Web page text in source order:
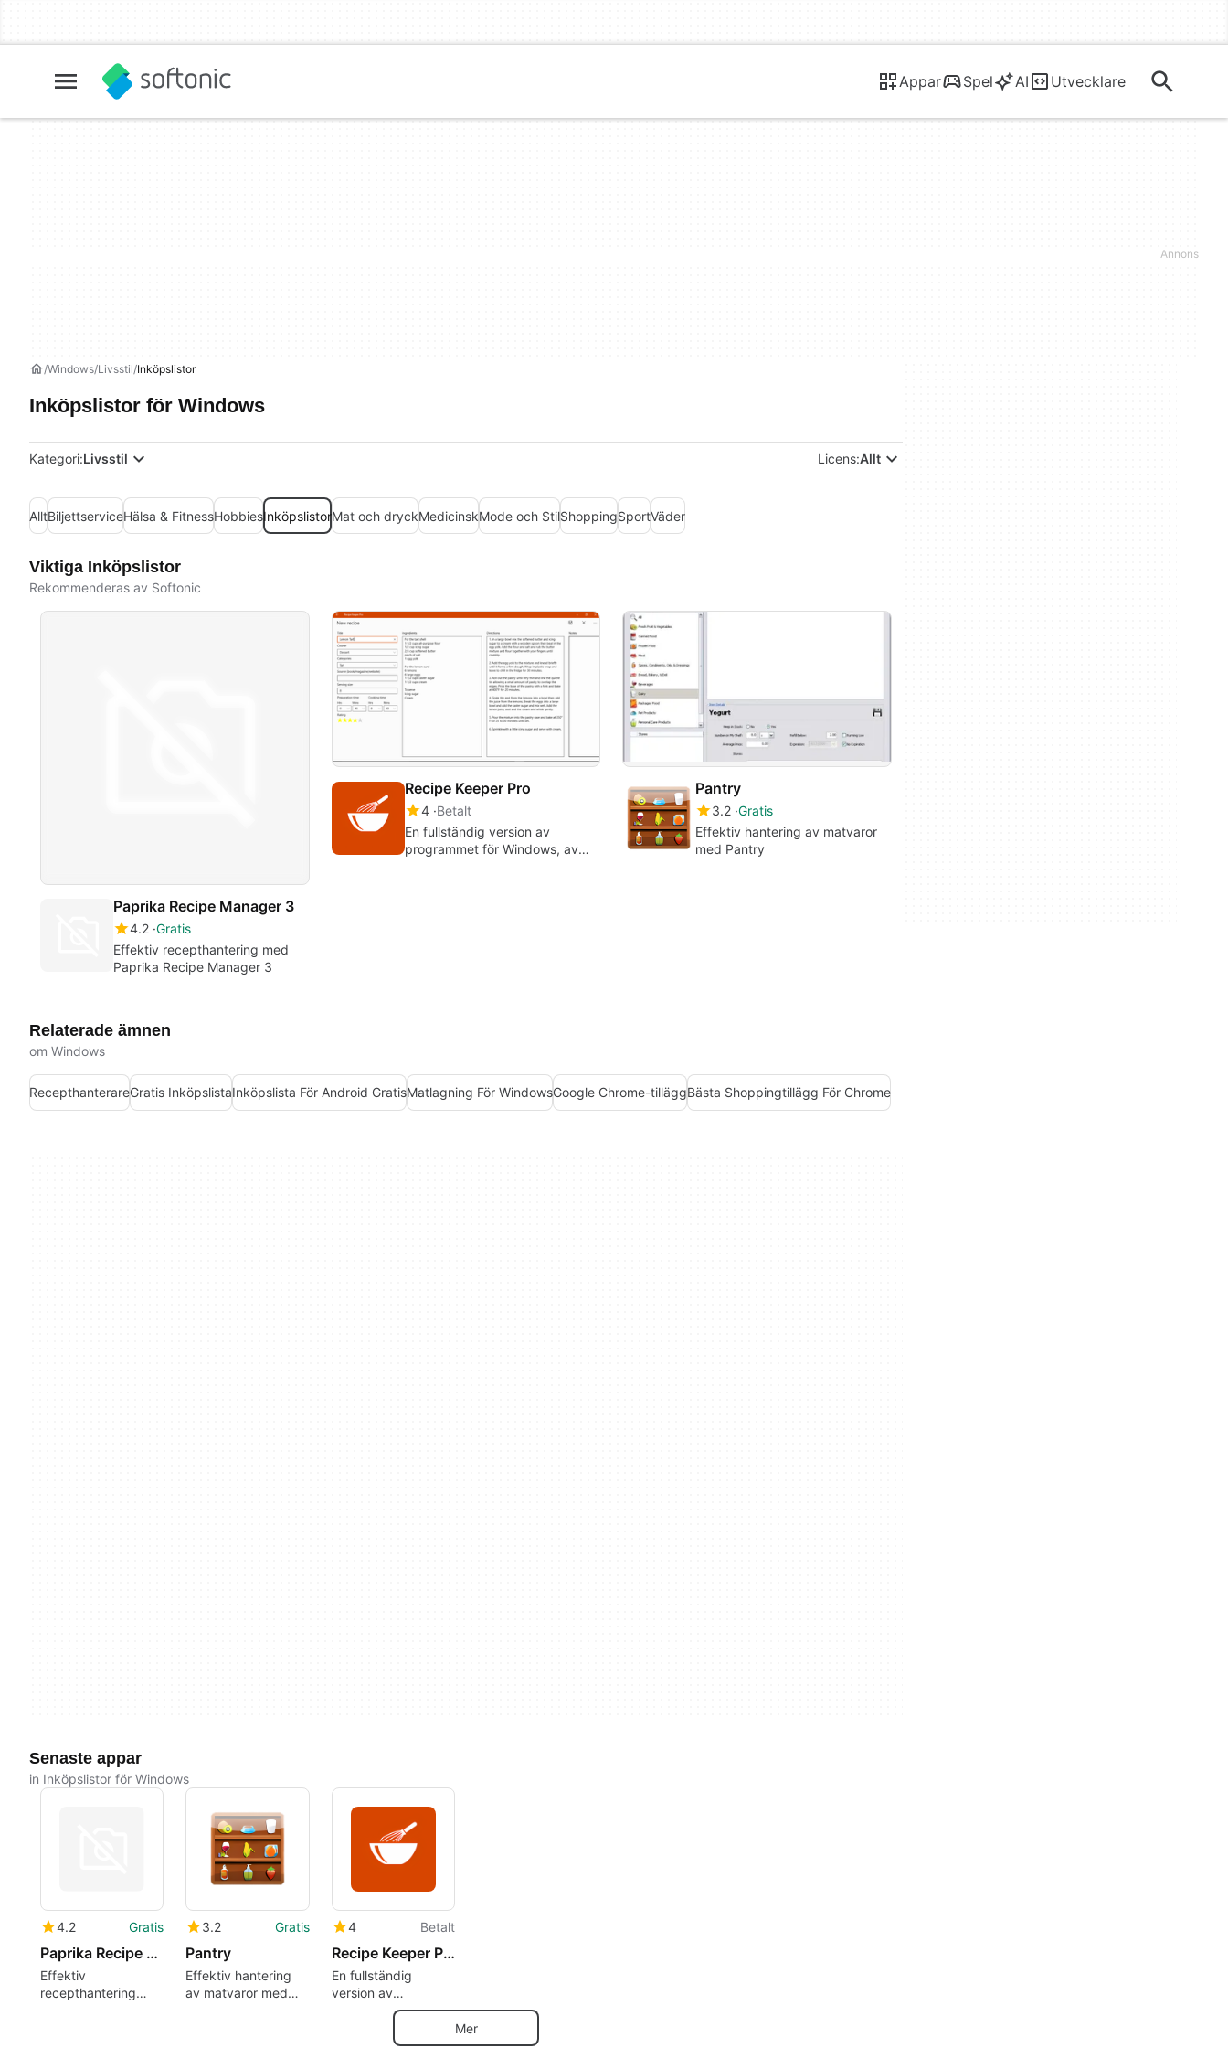
Appar Spel AI Utvecklare
Windows Livsstil Inköpslistor
Inköpslistor för Windows
Kategori:Livsstil Licens:Allt
AlltBiljettserviceHälsa & FitnessHobbiesInköpslistorMat och dryckMedicinskMode och StilShoppingSportVäder
Viktiga Inköpslistor
Rekommenderas av Softonic
Paprika Recipe Manager 3
4.2 Gratis
Effektiv recepthantering med
Paprika Recipe Manager 3
Recipe Keeper Pro
4 Betalt
En fullständig version av
programmet för Windows, av
Pantry
3.2 Gratis
Effektiv hantering av matvaror
med Pantry
Relaterade ämnen
om Windows
RecepthanterareGratis InköpslistaInköpslista För Android GratisMatlagning För WindowsGoogle Chrome-tilläggBästa Shoppingtillägg För Chrome
Senaste appar
in Inköpslistor för Windows
4.2 Gratis
Paprika Recipe Manager 3
Effektiv
recepthantering
3.2 Gratis
Pantry
Effektiv hantering
av matvaror med
4 Betalt
Recipe Keeper Pro
En fullständig
version av
programmet för
Tudorspan Limited.
Mer